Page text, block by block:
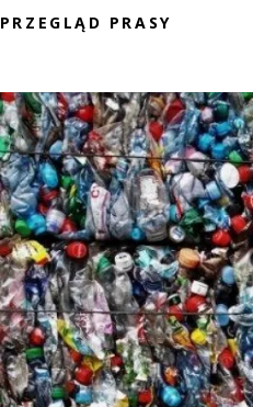
PRZEGLĄD PRASY